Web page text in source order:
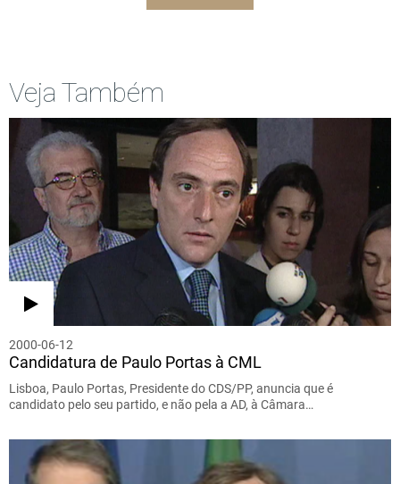
Veja Também
2000-06-12
Candidatura de Paulo Portas à CML
Lisboa, Paulo Portas, Presidente do CDS/PP, anuncia que é
candidato pelo seu partido, e não pela a AD, à Câmara…